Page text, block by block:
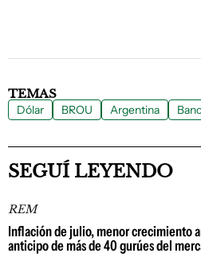
TEMAS
Dólar BROU Argentina
SEGUÍ LEYENDO
REM
Inflación de julio, menor crecimiento
anticipo de más de 40 gurúes del